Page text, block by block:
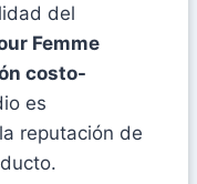
del
Femme
costo-
es
reputación de